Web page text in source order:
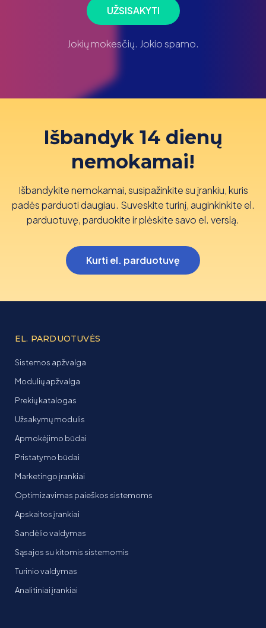
UŽSISAKYTI
Jokių mokesčių. Jokio spamo.
Išbandyk 14 dienų
nemokamai!
Išbandykite nemokamai, susipažinkite su įrankiu, kuris
padės parduoti daugiau. Suveskite turinį, auginkinkite el.
parduotuvę, parduokite ir plėskite savo el. verslą.
Kurti el. parduotuvę
EL. PARDUOTUVĖS
Sistemos apžvalga
Modulių apžvalga
Prekių katalogas
Užsakymų modulis
Apmokėjimo būdai
Pristatymo būdai
Marketingo įrankiai
Optimizavimas paieškos sistemoms
Apskaitos įrankiai
Sandėlio valdymas
Sąsajos su kitomis sistemomis
Turinio valdymas
Analitiniai įrankiai